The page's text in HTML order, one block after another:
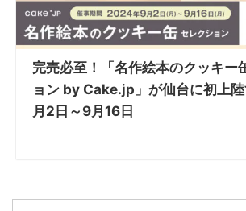
完売必至！「名作絵本のクッキー
ョン by Cake.jp」が仙台に初上
月2日～9月16日